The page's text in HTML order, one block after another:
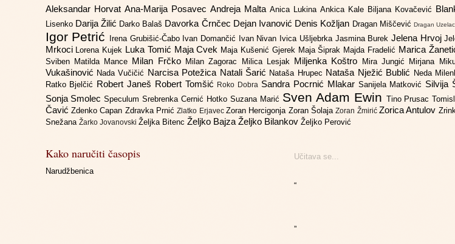
Aleksandar Horvat Ana-Marija Posavec Andreja Malta Anica Lukina Ankica Kale Biljana Kovačević
Lisenko Darija Žilić Darko Balaš Davorka Črnčec Dejan Ivanović Denis Kožljan Dragan MiščevićDragan Uzelac
Igor Petrić Irena Grubišić-Čabo Ivan Domančić Ivan Nivan Ivica Ušljebrka Jasmina BurekJelena Hrvoj
Mrkoci Lorena Kujek Luka Tomić Maja Cvek Maja Kušenić Gjerek Maja Šiprak Majda Fradelić Marica
Sviben Matilda Mance Milan Frčko Milan Zagorac Milica Lesjak Miljenka Koštro Mira Jungić Mirjana
Vukašinović Nada Vučičić Narcisa Potežica Natali Šarić Nataša Hrupec Nataša Nježić Bublić Neda
Ratko Bjelčić Robert Janeš Robert Tomšić Roko Dobra Sandra Pocrnić Mlakar Sanijela Matković Silvija
Sonja SmolecSpeculumSrebrenka Cernić Hotko Suzana Marić Sven Adam Ewin Tino Prusac
Čavić Zdenko Capan Zdravka PrnićZlatko Erjavec Zoran Hercigonja Zoran ŠolajaZoran ŽmirićZorica Antulov
Snežana Žarko Jovanovski Željka Bitenc Željko BajzaŽeljko Bilankov Željko Perović
Kako naručiti časopis
Narudžbenica
Učitava se...
“
”